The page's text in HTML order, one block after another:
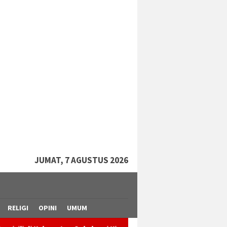
JUMAT, 7 AGUSTUS 2026
RELIGI OPINI UMUM